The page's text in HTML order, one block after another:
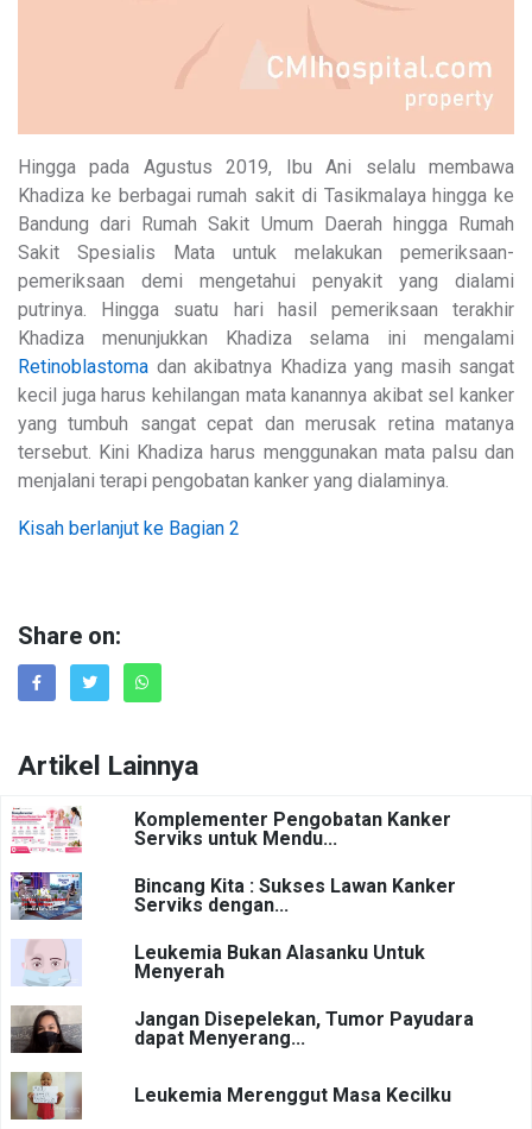
Hingga pada Agustus 2019, Ibu Ani selalu membawa
Khadiza ke berbagai rumah sakit di Tasikmalaya hingga ke
Bandung dari Rumah Sakit Umum Daerah hingga Rumah
Sakit Spesialis Mata untuk melakukan pemeriksaan-
pemeriksaan demi mengetahui penyakit yang dialami
putrinya. Hingga suatu hari hasil pemeriksaan terakhir
Khadiza menunjukkan Khadiza selama ini mengalami
Retinoblastoma dan akibatnya Khadiza yang masih sangat
kecil juga harus kehilangan mata kanannya akibat sel kanker
yang tumbuh sangat cepat dan merusak retina matanya
tersebut. Kini Khadiza harus menggunakan mata palsu dan
menjalani terapi pengobatan kanker yang dialaminya.
Kisah berlanjut ke Bagian 2
Share on:
Artikel Lainnya
Komplementer Pengobatan Kanker
Serviks untuk Mendu...
Bincang Kita : Sukses Lawan Kanker
Serviks dengan...
Leukemia Bukan Alasanku Untuk
Menyerah
Jangan Disepelekan, Tumor Payudara
dapat Menyerang...
Leukemia Merenggut Masa Kecilku